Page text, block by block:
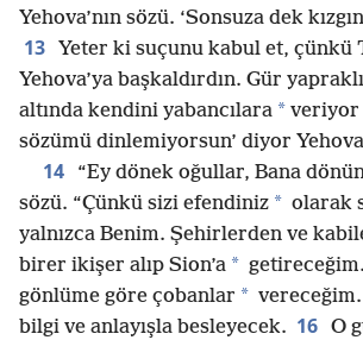
Yehova’nın sözü. ‘Sonsuza dek
13 Yeter ki suçunu kabul et, çünkü
Yehova’ya başkaldırdın. Gür
altında kendini yabancılara * veriyor
sözümü dinlemiyorsun’ diyor
14
“Ey dönek oğullar, Bana
sözü. “Çünkü sizi efendiniz * olarak
yalnızca Benim. Şehirlerden ve
birer ikişer alıp Sion’a * getireceğim.
gönlüme göre çobanlar * vereceğim.
bilgi ve anlayışla besleyecek. 16 O